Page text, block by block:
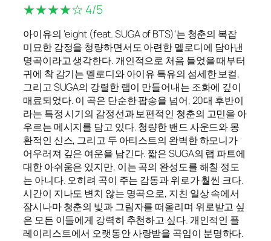
★★★★☆ 4/5
아이유의 ‘eight (feat. SUGA of BTS)’는 청춘의 복잡
미묘한 감정을 청량하면서도 아련한 멜로디에 담아낸
명곡이라고 생각한다. 개인적으로 처음 들었을 때부터
귀에 착 감기는 멜로디와 아이유 특유의 섬세한 보컬,
그리고 SUGA의 강렬한 랩이 만들어내는 조화에 깊이
매료되었다. 이 곡은 단순한 팝송을 넘어, 20대 후반이
라는 특정 시기의 감정선과 보편적인 청춘의 고민을 아
우르는 메시지를 담고 있다. 청량한 밴드 사운드와 몽
환적인 신스, 그리고 두 아티스트의 완벽한 하모니가
어우러져 깊은 여운을 남긴다. 짧은 SUGA의 랩 파트에
대한 아쉬움은 있지만, 이는 곡의 완성도를 해칠 정도
는 아니다. 오히려 곡이 주는 감동과 위로가 훨씬 크다.
시간이 지나도 변치 않는 명곡으로, 지친 일상 속에서
잠시나마 청춘의 빛과 그림자를 떠올리며 위로받고 싶
은 모든 이들에게 강력히 추천하고 싶다. 개인적인 플
레이리스트에서 오랫동안 사랑받을 곡임이 분명하다.